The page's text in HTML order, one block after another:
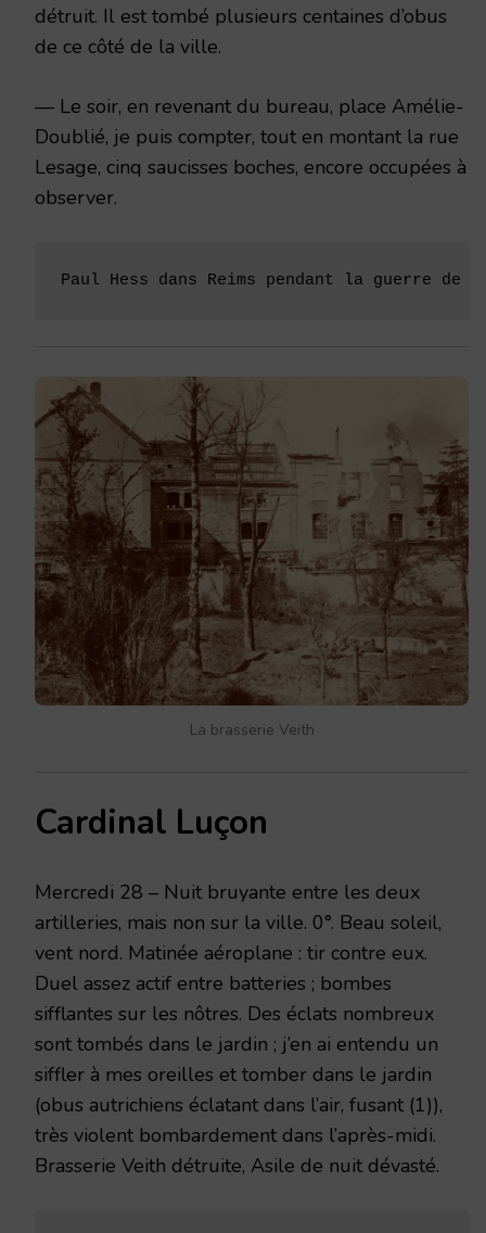
détruit. Il est tombé plusieurs centaines d’obus
de ce côté de la ville.
— Le soir, en revenant du bureau, place Amélie-
Doublié, je puis compter, tout en montant la rue
Lesage, cinq saucisses bo­ches, encore occupées à
observer.
Paul Hess dans Reims pendant la guerre de
La brasserie Veith
Cardinal Luçon
Mercredi 28 – Nuit bruyante entre les deux
artilleries, mais non sur la ville. 0°. Beau soleil,
vent nord. Matinée aéroplane : tir contre eux.
Duel assez actif entre batteries ; bombes
sifflantes sur les nôtres. Des éclats nom­breux
sont tombés dans le jardin ; j’en ai entendu un
siffler à mes oreilles et tomber dans le jardin
(obus autrichiens éclatant dans l’air, fusant (1)),
très violent bombardement dans l’après-midi.
Brasserie Veith détruite, Asile de nuit dévasté.